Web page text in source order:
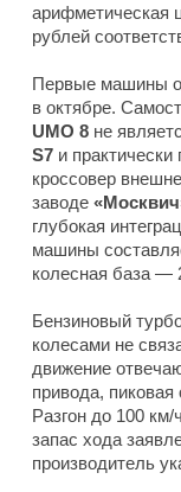
арифметическая
рублей
Первые машины
в октябре.
UMO 8 не
S7 и
кроссовер
заводе
глубокая
машины
колесная база —
Бензиновый
колесами не
движение
привода,
Разгон до 100
запас хода
производитель